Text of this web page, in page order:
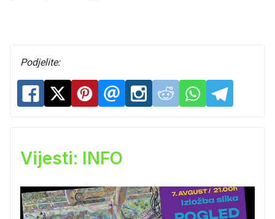
Podjelite:
Vijesti: INFO